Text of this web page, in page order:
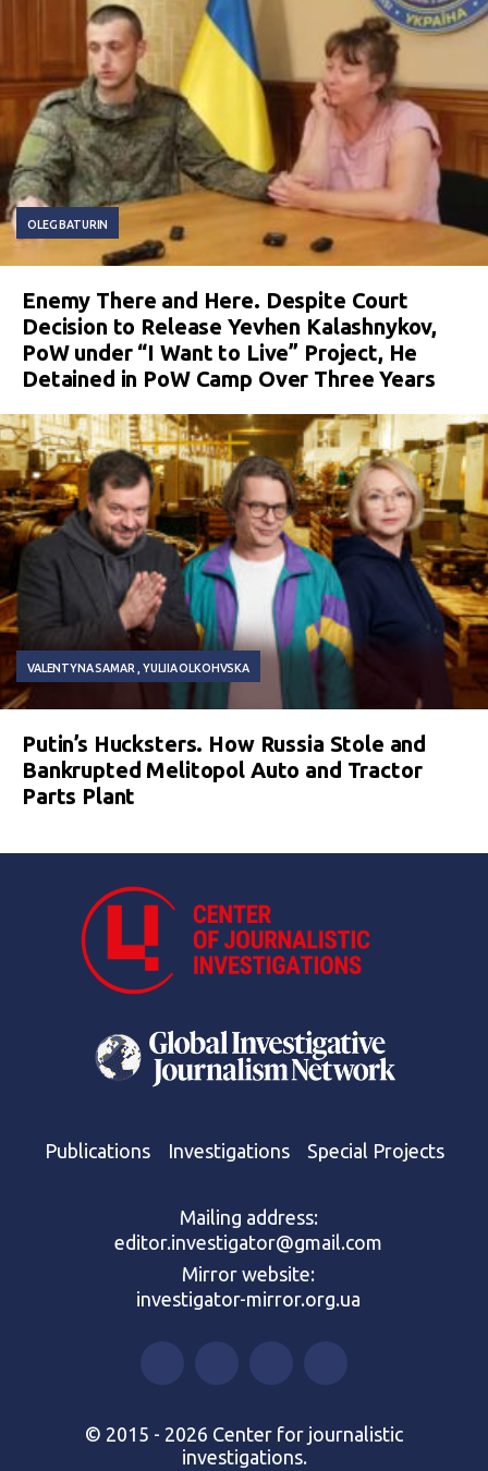
OLEG BATURIN
Enemy There and Here. Despite Court
Decision to Release Yevhen Kalashnykov,
PoW under “I Want to Live” Project, He
Detained in PoW Camp Over Three Years
VALENTYNA SAMAR YULIIA OLKOHVSKA
Putin’s Hucksters. How Russia Stole and
Bankrupted Melitopol Auto and Tractor
Parts Plant
Publications Investigations Special Projects
Mailing address:
editor.investigator@gmail.com
Mirror website:
investigator-mirror.org.ua
© 2015 - 2026 Center for journalistic
investigations.